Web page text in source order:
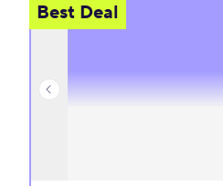
Best Deal